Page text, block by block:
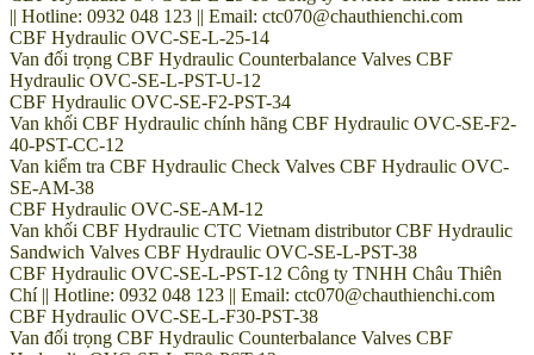
|| Hotline: 0932 048 123 || Email: ctc070@chauthienchi.com
CBF Hydraulic OVC-SE-L-25-14
Van đối trọng CBF Hydraulic Counterbalance Valves CBF
Hydraulic OVC-SE-L-PST-U-12
CBF Hydraulic OVC-SE-F2-PST-34
Van khối CBF Hydraulic chính hãng CBF Hydraulic OVC-SE-F2-
40-PST-CC-12
Van kiểm tra CBF Hydraulic Check Valves CBF Hydraulic OVC-
SE-AM-38
CBF Hydraulic OVC-SE-AM-12
Van khối CBF Hydraulic CTC Vietnam distributor CBF Hydraulic
Sandwich Valves CBF Hydraulic OVC-SE-L-PST-38
CBF Hydraulic OVC-SE-L-PST-12 Công ty TNHH Châu Thiên
Chí || Hotline: 0932 048 123 || Email: ctc070@chauthienchi.com
CBF Hydraulic OVC-SE-L-F30-PST-38
Van đối trọng CBF Hydraulic Counterbalance Valves CBF